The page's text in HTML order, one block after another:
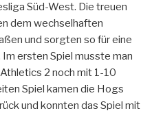
Süd-West. Die treuen
dem wechselhaften
und sorgten so für eine
ersten Spiel musste man
2 noch mit 1-10
Spiel kamen die Hogs
und konnten das Spiel mit